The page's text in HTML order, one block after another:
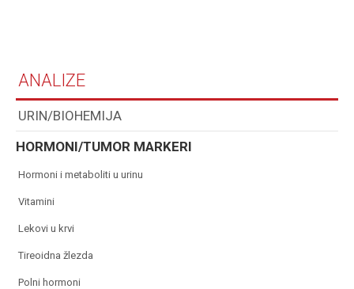
ANALIZE
URIN/BIOHEMIJA
HORMONI/TUMOR MARKERI
hormoni i metaboliti u urinu
vitamini
lekovi u krvi
tireoidna žlezda
polni hormoni